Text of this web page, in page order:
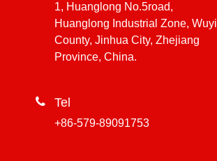
1, Huanglong No.5road,
Huanglong Industrial Zone, Wuyi
County, Jinhua City, Zhejiang
Province, China.
 Tel
+86-579-89091753